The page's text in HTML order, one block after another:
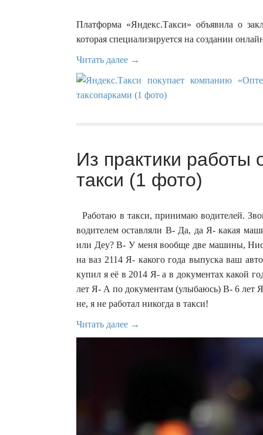
Платформа «Яндекс.Такси» объявила о
которая специализируется на создании
Читать далее →
Из практики работы
такси (1 фото)
Работаю в такси, принимаю водителей.
водителем оставляли В- Да, да Я- какая
или Деу? В- У меня вообще две машины,
на ваз 2114 Я- какого года выпуска ваш
купил я её в 2014 Я- а в документах какой
лет Я- А по документам (улыбаюсь) В- 6 лет
не, я не работал никогда в такси!
Читать далее →